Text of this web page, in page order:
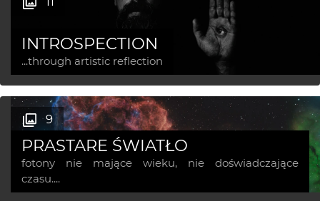
INTROSPECTION
...through artistic reflection
9
PRASTARE ŚWIATŁO
fotony nie mające wieku, nie doświadczające
czasu....